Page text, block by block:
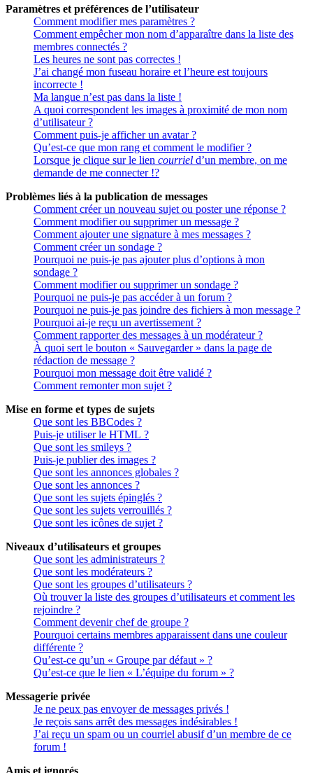
Paramètres et préférences de l’utilisateur
Comment modifier mes paramètres ?
Comment empêcher mon nom d’apparaître dans la liste des
membres connectés ?
Les heures ne sont pas correctes !
J’ai changé mon fuseau horaire et l’heure est toujours
incorrecte !
Ma langue n’est pas dans la liste !
A quoi correspondent les images à proximité de mon nom
d’utilisateur ?
Comment puis-je afficher un avatar ?
Qu’est-ce que mon rang et comment le modifier ?
Lorsque je clique sur le lien courriel d’un membre, on me
demande de me connecter !?
Problèmes liés à la publication de messages
Comment créer un nouveau sujet ou poster une réponse ?
Comment modifier ou supprimer un message ?
Comment ajouter une signature à mes messages ?
Comment créer un sondage ?
Pourquoi ne puis-je pas ajouter plus d’options à mon
sondage ?
Comment modifier ou supprimer un sondage ?
Pourquoi ne puis-je pas accéder à un forum ?
Pourquoi ne puis-je pas joindre des fichiers à mon message ?
Pourquoi ai-je reçu un avertissement ?
Comment rapporter des messages à un modérateur ?
À quoi sert le bouton « Sauvegarder » dans la page de
rédaction de message ?
Pourquoi mon message doit être validé ?
Comment remonter mon sujet ?
Mise en forme et types de sujets
Que sont les BBCodes ?
Puis-je utiliser le HTML ?
Que sont les smileys ?
Puis-je publier des images ?
Que sont les annonces globales ?
Que sont les annonces ?
Que sont les sujets épinglés ?
Que sont les sujets verrouillés ?
Que sont les icônes de sujet ?
Niveaux d’utilisateurs et groupes
Que sont les administrateurs ?
Que sont les modérateurs ?
Que sont les groupes d’utilisateurs ?
Où trouver la liste des groupes d’utilisateurs et comment les
rejoindre ?
Comment devenir chef de groupe ?
Pourquoi certains membres apparaissent dans une couleur
différente ?
Qu’est-ce qu’un « Groupe par défaut » ?
Qu’est-ce que le lien « L’équipe du forum » ?
Messagerie privée
Je ne peux pas envoyer de messages privés !
Je reçois sans arrêt des messages indésirables !
J’ai reçu un spam ou un courriel abusif d’un membre de ce
forum !